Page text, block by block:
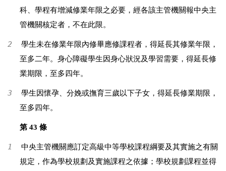
科、學程有增減修業年限之必要，經各該主管機關報中央主
管機關核定者，不在此限。
2 學生未在修業年限內修畢應修課程者，得延長其修業年限，
至多二年。身心障礙學生因身心狀況及學習需要，得延長修
業期限，至多四年。
3 學生因懷孕、分娩或撫育三歲以下子女，得延長修業期限，
至多四年。
第 43 條
1 中央主管機關應訂定高級中等學校課程綱要及其實施之有關
規定，作為學校規劃及實施課程之依據；學校規劃課程並得